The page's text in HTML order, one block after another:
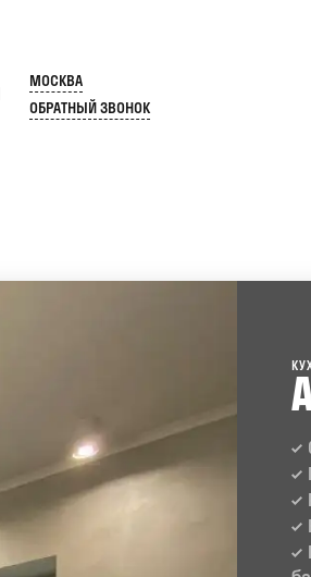
МОСКВА
ОБРАТНЫЙ ЗВОНОК